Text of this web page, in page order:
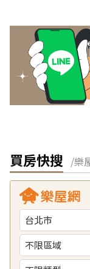
買房快搜 /樂